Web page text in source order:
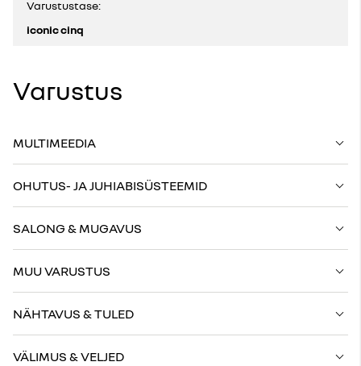
Varustustase:
iconic cinq
Varustus
MULTIMEEDIA
OHUTUS- JA JUHIABISÜSTEEMID
SALONG & MUGAVUS
MUU VARUSTUS
NÄHTAVUS & TULED
VÄLIMUS & VELJED